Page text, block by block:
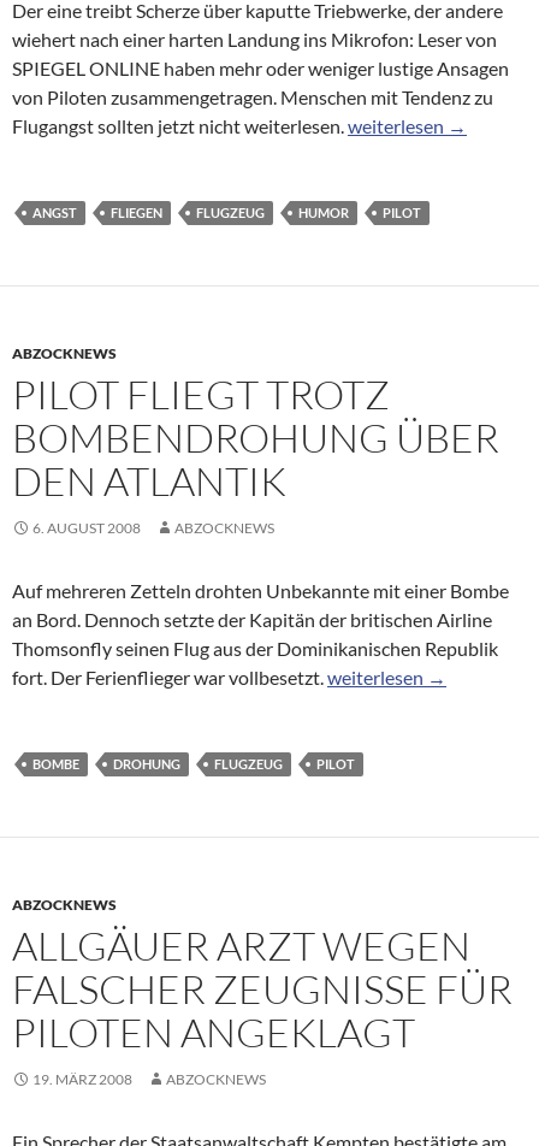
Der eine treibt Scherze über kaputte Triebwerke, der andere
wiehert nach einer harten Landung ins Mikrofon: Leser von
SPIEGEL ONLINE haben mehr oder weniger lustige Ansagen
von Piloten zusammengetragen. Menschen mit Tendenz zu
Flugangst sollten jetzt nicht weiterlesen.Ansagen der Crew:
weiterlesen →
ANGST FLIEGEN FLUGZEUG HUMOR PILOT
ABZOCKNEWS
PILOT FLIEGT TROTZ
BOMBENDROHUNG ÜBER
DEN ATLANTIK
6. AUGUST 2008 ABZOCKNEWS
Auf mehreren Zetteln drohten Unbekannte mit einer Bombe
an Bord. Dennoch setzte der Kapitän der britischen Airline
Thomsonfly seinen Flug aus der Dominikanischen Republik
fort. Der Ferienflieger war vollbesetzt.Pilot fliegt trotz
weiterlesen →
BOMBE DROHUNG FLUGZEUG PILOT
ABZOCKNEWS
ALLGÄUER ARZT WEGEN
FALSCHER ZEUGNISSE FÜR
PILOTEN ANGEKLAGT
19. MÄRZ 2008 ABZOCKNEWS